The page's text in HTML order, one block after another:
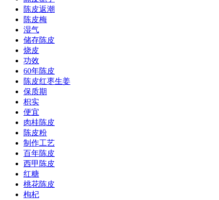
陈皮返潮
陈皮梅
湿气
储存陈皮
烧皮
功效
60年陈皮
陈皮红枣生姜
保质期
枳实
便宜
肉桂陈皮
陈皮粉
制作工艺
百年陈皮
西甲陈皮
红糖
桃花陈皮
枸杞